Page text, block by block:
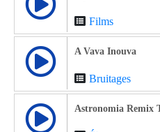
Films
A Vava Inouva
Bruitages
Astronomia Remix